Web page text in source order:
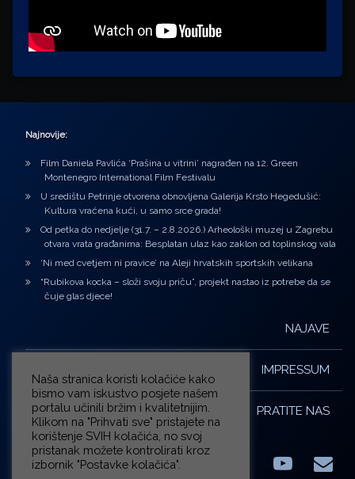
Najnovije:
Film Daniela Pavlića ‘Prašina u vitrini’ nagrađen na 12. Green
Montenegro International Film Festivalu
U središtu Petrinje otvorena obnovljena Galerija Krsto Hegedušić:
Kultura vraćena kući, u samo srce grada!
Od petka do nedjelje (31.7. – 2.8.2026.) Arheološki muzej u Zagrebu
otvara vrata građanima: Besplatan ulaz kao zaklon od toplinskog vala
‘Ni med cvetjem ni pravice’ na Aleji hrvatskih sportskih velikana
“Rubikova kocka – složi svoju priču”, projekt nastao iz potrebe da se
čuje glas djece!
NAJAVE
IMPRESSUM
PRATITE NAS
FacebookLinkedIn E-
Naša stranica koristi kolačiće kako
bismo vam iskustvo posjete našem
portalu učinili bržim i kvalitetnijim.
Klikom na "Prihvati sve" pristajete na
korištenje SVIH kolačića, no svoj
pristanak možete kontrolirati kroz
izbornik "Postavke kolačića".